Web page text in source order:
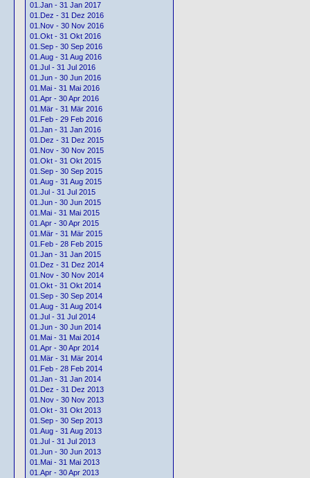
01.Jan - 31 Jan 2017
01.Dez - 31 Dez 2016
01.Nov - 30 Nov 2016
01.Okt - 31 Okt 2016
01.Sep - 30 Sep 2016
01.Aug - 31 Aug 2016
01.Jul - 31 Jul 2016
01.Jun - 30 Jun 2016
01.Mai - 31 Mai 2016
01.Apr - 30 Apr 2016
01.Mär - 31 Mär 2016
01.Feb - 29 Feb 2016
01.Jan - 31 Jan 2016
01.Dez - 31 Dez 2015
01.Nov - 30 Nov 2015
01.Okt - 31 Okt 2015
01.Sep - 30 Sep 2015
01.Aug - 31 Aug 2015
01.Jul - 31 Jul 2015
01.Jun - 30 Jun 2015
01.Mai - 31 Mai 2015
01.Apr - 30 Apr 2015
01.Mär - 31 Mär 2015
01.Feb - 28 Feb 2015
01.Jan - 31 Jan 2015
01.Dez - 31 Dez 2014
01.Nov - 30 Nov 2014
01.Okt - 31 Okt 2014
01.Sep - 30 Sep 2014
01.Aug - 31 Aug 2014
01.Jul - 31 Jul 2014
01.Jun - 30 Jun 2014
01.Mai - 31 Mai 2014
01.Apr - 30 Apr 2014
01.Mär - 31 Mär 2014
01.Feb - 28 Feb 2014
01.Jan - 31 Jan 2014
01.Dez - 31 Dez 2013
01.Nov - 30 Nov 2013
01.Okt - 31 Okt 2013
01.Sep - 30 Sep 2013
01.Aug - 31 Aug 2013
01.Jul - 31 Jul 2013
01.Jun - 30 Jun 2013
01.Mai - 31 Mai 2013
01.Apr - 30 Apr 2013